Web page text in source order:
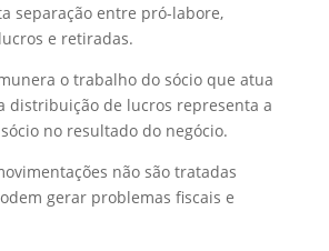
separação entre pró-labore,
e retiradas.
o trabalho do sócio que atua
distribuição de lucros representa a
no resultado do negócio.
não são tratadas
gerar problemas fiscais e